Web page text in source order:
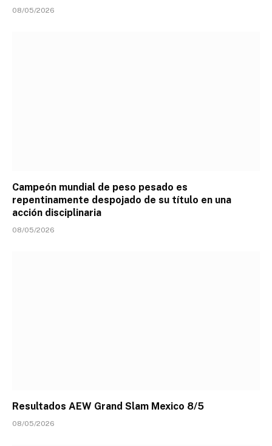
08/05/2026
Campeón mundial de peso pesado es
repentinamente despojado de su título en una
acción disciplinaria
08/05/2026
Resultados AEW Grand Slam Mexico 8/5
08/05/2026